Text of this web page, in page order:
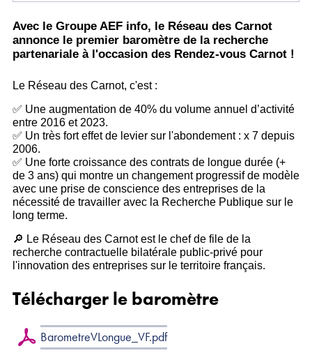
Avec le Groupe AEF info, le Réseau des Carnot
annonce le premier baromètre de la recherche
partenariale à l'occasion des Rendez-vous Carnot !
Le Réseau des Carnot, c'est :
✅ Une augmentation de 40% du volume annuel d’activité
entre 2016 et 2023.
✅ Un très fort effet de levier sur l'abondement : x 7 depuis
2006.
✅ Une forte croissance des contrats de longue durée (+
de 3 ans) qui montre un changement progressif de modèle
avec une prise de conscience des entreprises de la
nécessité de travailler avec la Recherche Publique sur le
long terme.
🔎 Le Réseau des Carnot est le chef de file de la
recherche contractuelle bilatérale public-privé pour
l'innovation des entreprises sur le territoire français.
Télécharger le baromètre
BarometreVLongue_VF.pdf